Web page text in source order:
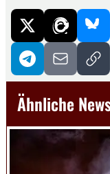
Ähnliche